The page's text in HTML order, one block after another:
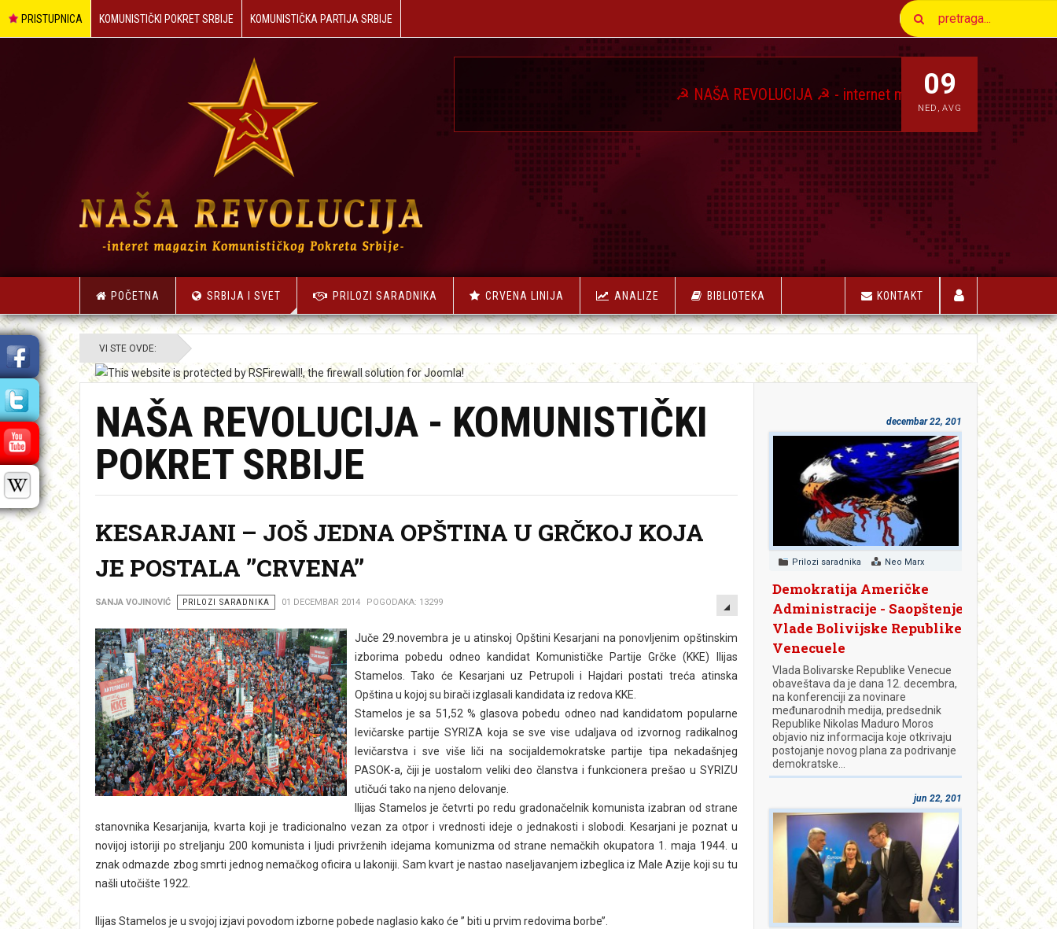
PRISTUPNICA KOMUNISTIČKI POKRET SRBIJE KOMUNISTIČKA PARTIJA SRBIJE
NAŠA REVOLUCIJA ☭ - internet magazin Komunističkog Pokreta
09
NED ,AVG
POČETNA SRBIJA I SVET PRILOZI SARADNIKA CRVENA LINIJA ANALIZE BIBLIOTEKA KONTAKT
VI STE OVDE:
NAŠA REVOLUCIJA - KOMUNISTIČKI
POKRET SRBIJE
KESARJANI – JOŠ JEDNA OPŠTINA U GRČKOJ KOJA
JE POSTALA ’’CRVENA’’
EMPTY
SANJA VOJINOVIĆ PRILOZI SARADNIKA 01 DECEMBAR 2014 POGODAKA: 13299
Juče 29.novembra je u atinskoj Opštini Kesarjani na ponovljenim opštinskim
izborima pobedu odneo kandidat Komunističke Partije Grčke (KKE) Ilijas
Stamelos. Tako će Kesarjani uz Petrupoli i Hajdari postati treća atinska
Opština u kojoj su birači izglasali kandidata iz redova KKE.
Stamelos je sa 51,52 % glasova pobedu odneo nad kandidatom popularne
levičarske partije SYRIZA koja se sve vise udaljava od izvornog radikalnog
levičarstva i sve više liči na socijaldemokratske partije tipa nekadašnjeg
PASOK-a, čiji je uostalom veliki deo članstva i funkcionera prešao u SYRIZU
utičući tako na njeno delovanje.
Ilijas Stamelos je četvrti po redu gradonačelnik komunista izabran od strane
stanovnika Kesarjanija, kvarta koji je tradicionalno vezan za otpor i vrednosti ideje o jednakosti i slobodi. Kesarjani je poznat u
novijoj istoriji po streljanju 200 komunista i ljudi privrženih idejama komunizma od strane nemačkih okupatora 1. maja 1944. u
znak odmazde zbog smrti jednog nemačkog oficira u lakoniji. Sam kvart je nastao naseljavanjem izbeglica iz Male Azije koji su tu
našli utočište 1922.
Ilijas Stamelos je u svojoj izjavi povodom izborne pobede naglasio kako će ’’ biti u prvim redovima borbe’’.
decembar 22, 2018
Prilozi saradnika Neo Marx
Demokratija Američke
Administracije - Saopštenje
Vlade Bolivijske Republike
Venecuele
Vlada Bolivarske Republike Venecue
obaveštava da je dana 12. decembra,
na konferenciji za novinare
međunarodnih medija, predsednik
Republike Nikolas Maduro Moros
objavio niz informacija koje otkrivaju
postojanje novog plana za podrivanje
demokratske…
jun 22, 2018